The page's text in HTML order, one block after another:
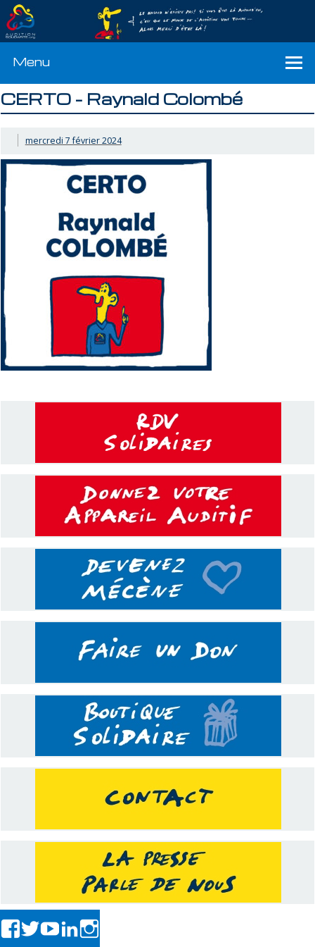
Menu
CERTO – Raynald Colombé
mercredi 7 février 2024